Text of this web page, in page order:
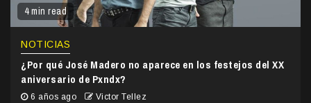
4 min read
NOTICIAS
¿Por qué José Madero no aparece en los festejos del XX
aniversario de Pxndx?
6 años ago Victor Tellez